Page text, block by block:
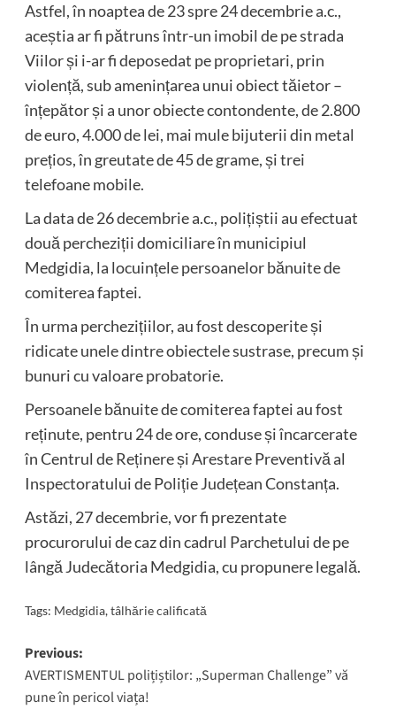
Astfel, în noaptea de 23 spre 24 decembrie a.c.,
aceștia ar fi pătruns într-un imobil de pe strada
Viilor și i-ar fi deposedat pe proprietari, prin
violență, sub amenințarea unui obiect tăietor –
înțepător și a unor obiecte contondente, de 2.800
de euro, 4.000 de lei, mai mule bijuterii din metal
prețios, în greutate de 45 de grame, și trei
telefoane mobile.
La data de 26 decembrie a.c., polițiștii au efectuat
două percheziții domiciliare în municipiul
Medgidia, la locuințele persoanelor bănuite de
comiterea faptei.
În urma perchezițiilor, au fost descoperite și
ridicate unele dintre obiectele sustrase, precum și
bunuri cu valoare probatorie.
Persoanele bănuite de comiterea faptei au fost
reținute, pentru 24 de ore, conduse și încarcerate
în Centrul de Reținere și Arestare Preventivă al
Inspectoratului de Poliție Județean Constanța.
Astăzi, 27 decembrie, vor fi prezentate
procurorului de caz din cadrul Parchetului de pe
lângă Judecătoria Medgidia, cu propunere legală.
Tags: Medgidia,tâlhărie calificată
Post
navigation
Previous:
AVERTISMENTUL polițiștilor: „Superman Challenge” vă
pune în pericol viața!